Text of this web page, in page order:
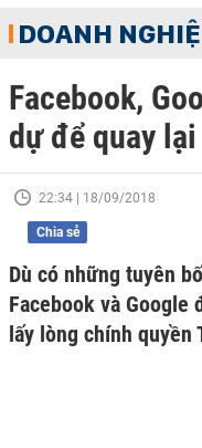
DOANH
Facebook,
dự để quay
22:34 | 18/09/2018
Chia sẻ
Dù có những tuyên
Facebook và Google
lấy lòng chính quyền